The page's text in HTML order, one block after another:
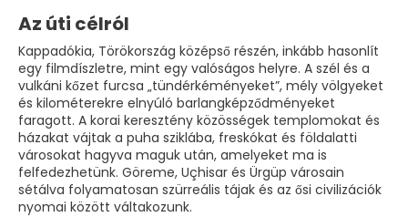
Az úti célról
Kappadókia, Törökország középső részén, inkább hasonlít
egy filmdíszletre, mint egy valóságos helyre. A szél és a
vulkáni kőzet furcsa „tündérkéményeket”, mély völgyeket
és kilométerekre elnyúló barlangképződményeket
faragott. A korai keresztény közösségek templomokat és
házakat vájtak a puha sziklába, freskókat és földalatti
városokat hagyva maguk után, amelyeket ma is
felfedezhetünk. Göreme, Uçhisar és Ürgüp városain
sétálva folyamatosan szürreális tájak és az ősi civilizációk
nyomai között váltakozunk.